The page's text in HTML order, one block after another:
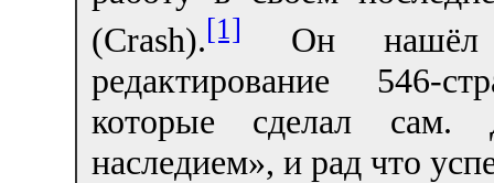
(Crash).[1]
Он нашёл
редактирование 546-
которые сделал сам.
наследием», и рад что